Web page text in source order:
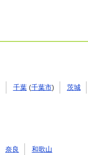
千葉(千葉市)
茨城
奈良 和歌山